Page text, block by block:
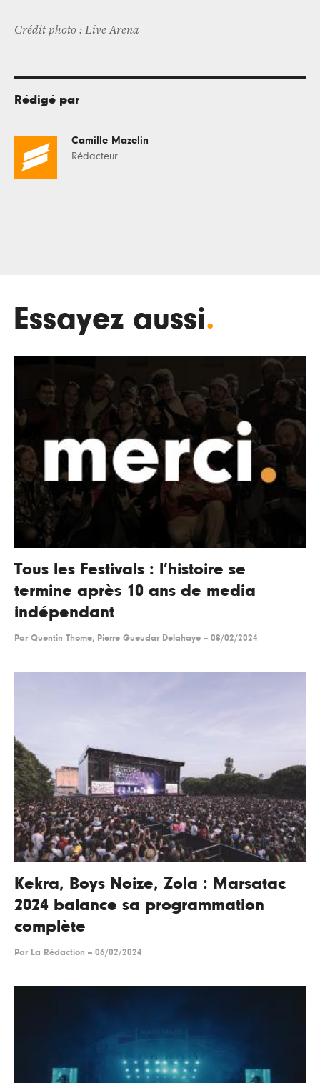
Crédit photo : Live Arena
Rédigé par
Camille Mazelin
Rédacteur
Essayez aussi.
Tous les Festivals : l’histoire se
termine après 10 ans de media
indépendant
Par Quentin Thome, Pierre Gueudar Delahaye -- 08/02/2024
Kekra, Boys Noize, Zola : Marsatac
2024 balance sa programmation
complète
Par La Rédaction -- 06/02/2024